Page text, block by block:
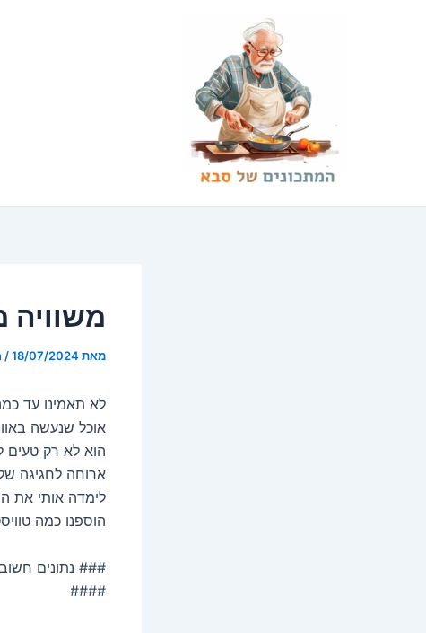
מאת /18/07/2024
לא תאמינו עד
אוכל שנעשה
הוא לא רק טעים
ארוחה לחגיגה
לימדה אותי את
הוספנו כמה
### נתונים
####